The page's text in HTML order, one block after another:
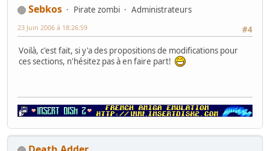
Sebkos Pirate zombi
Administrateurs
#4
23 Juin 2006 à 18:26:59
Voilà, c'est fait, si y'a des propositions de modifications pour
ces sections, n'hésitez pas à en faire part!